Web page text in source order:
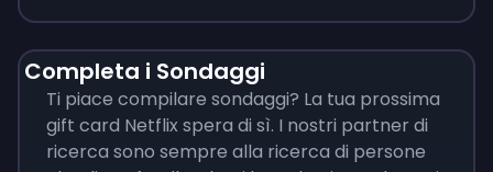
Completa i Sondaggi
Ti piace compilare sondaggi? La tua prossima
gift card Netflix spera di sì. I nostri partner di
ricerca sono sempre alla ricerca di persone